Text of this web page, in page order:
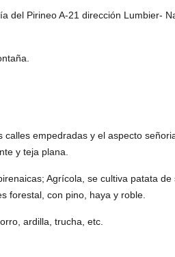
del Pirineo A-21 dirección Lumbier-
empedradas y el aspecto
y teja plana.
Agrícola, se cultiva patata de
forestal, con pino, haya y roble.
ardilla, trucha, etc.